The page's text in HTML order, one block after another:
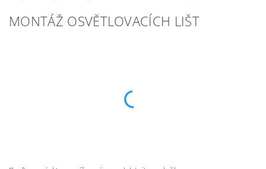
MONTÁŽ OSVĚTLOVACÍCH LIŠT